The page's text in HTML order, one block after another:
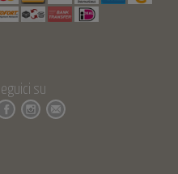
su